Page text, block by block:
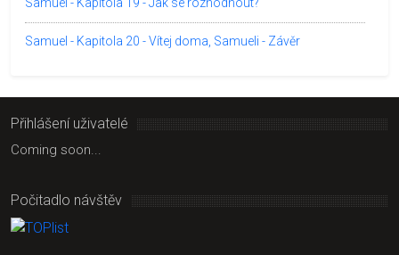
Samuel - Kapitola 20 - Vítej doma, Samueli - Závěr
Přihlášení uživatelé
Coming soon...
Počitadlo návštěv